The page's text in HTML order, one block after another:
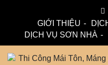
GIỚI THIỆU
DỊCH VỤ SƠN NHÀ